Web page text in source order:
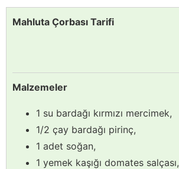
Mahluta Çorbası Tarifi
Malzemeler
1 su bardağı kırmızı mercimek,
1/2 çay bardağı pirinç,
1 adet soğan,
1 yemek kaşığı domates salçası,